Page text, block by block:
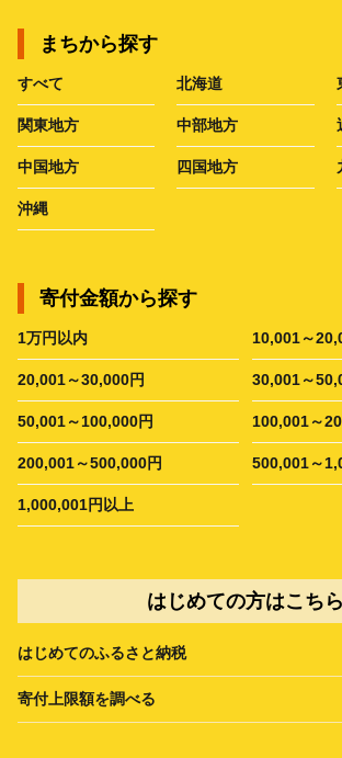
まちから探す
すべて 北海道
関東地方 中部地方
中国地方 四国地方
沖縄
寄付金額から探す
1万円以内 10,001～
20,001～30,000円 30,001～
50,001～100,000円 100,001～
200,001～500,000円 500,001～
1,000,001円以上
はじめての方はこちら
はじめてのふるさと納税
寄付上限額を調べる